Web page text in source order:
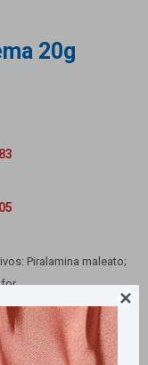

20g
Piralamina maleato;
de efecto anestésico